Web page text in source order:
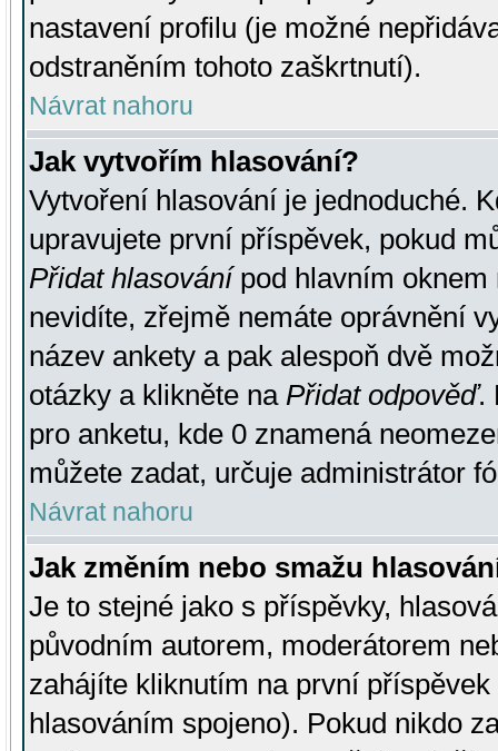
nastavení profilu (je možné
odstraněním tohoto zaškrtnutí).
Návrat nahoru
Jak vytvořím hlasování?
Vytvoření hlasování je jednoduché.
upravujete první příspěvek, pokud
Přidat hlasovánípod hlavním oknem
nevidíte, zřejmě nemáte oprávnění
název ankety a pak alespoň dvě
otázky a klikněte na Přidat odpověď.
pro anketu, kde 0 znamená
můžete zadat, určuje administrátor
Návrat nahoru
Jak změním nebo smažu
Je to stejné jako s příspěvky,
původním autorem, moderátorem
zahájíte kliknutím na první
hlasováním spojeno). Pokud nikdo